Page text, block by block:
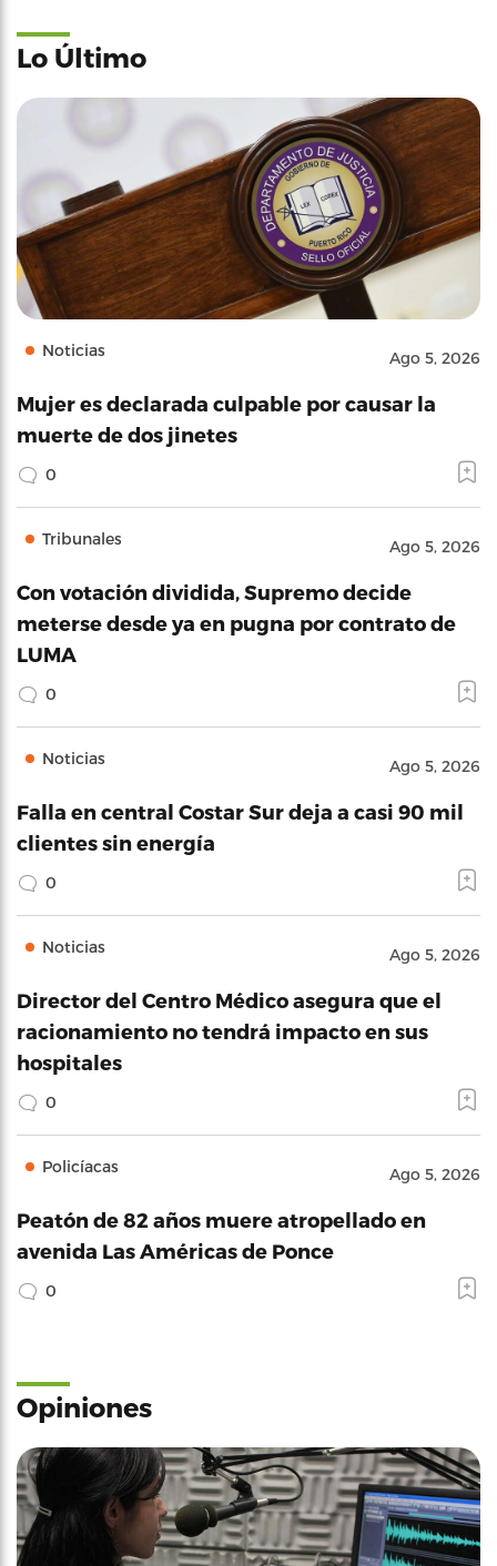
Lo Último
Noticias Ago 5, 2026
Mujer es declarada culpable por causar la
muerte de dos jinetes
0
Tribunales Ago 5, 2026
Con votación dividida, Supremo decide
meterse desde ya en pugna por contrato de
LUMA
0
Noticias Ago 5, 2026
Falla en central Costar Sur deja a casi 90 mil
clientes sin energía
0
Noticias Ago 5, 2026
Director del Centro Médico asegura que el
racionamiento no tendrá impacto en sus
hospitales
0
Policíacas Ago 5, 2026
Peatón de 82 años muere atropellado en
avenida Las Américas de Ponce
0
Opiniones